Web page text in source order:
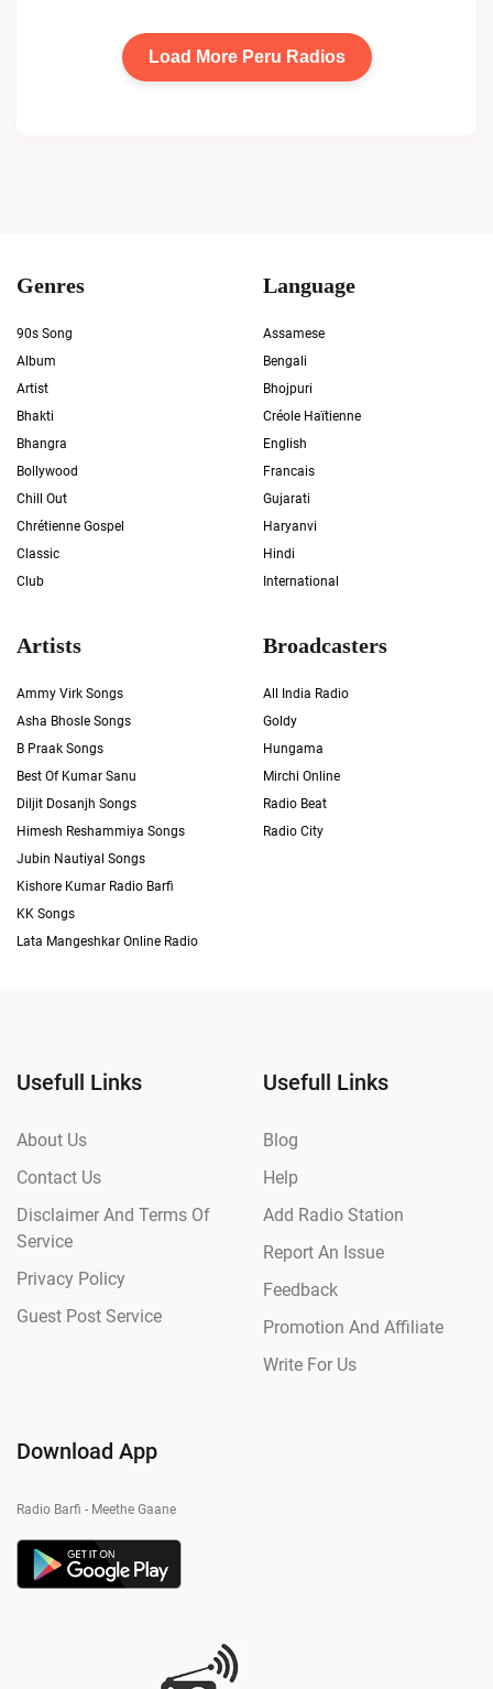
Load More Peru Radios
Genres
90s Song
Album
Artist
Bhakti
Bhangra
Bollywood
Chill Out
Chrétienne Gospel
Classic
Club
Language
Assamese
Bengali
Bhojpuri
Créole Haïtienne
English
Francais
Gujarati
Haryanvi
Hindi
International
Artists
Ammy Virk Songs
Asha Bhosle Songs
B Praak Songs
Best Of Kumar Sanu
Diljit Dosanjh Songs
Himesh Reshammiya Songs
Jubin Nautiyal Songs
Kishore Kumar Radio Barfi
KK Songs
Lata Mangeshkar Online Radio
Broadcasters
All India Radio
Goldy
Hungama
Mirchi Online
Radio Beat
Radio City
Usefull Links
About Us
Contact Us
Disclaimer And Terms Of
Service
Privacy Policy
Guest Post Service
Usefull Links
Blog
Help
Add Radio Station
Report An Issue
Feedback
Promotion And Affiliate
Write For Us
Download App
Radio Barfi - Meethe Gaane